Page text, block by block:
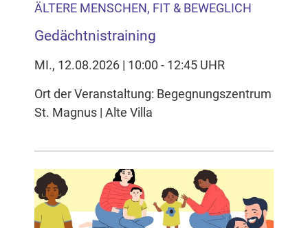
ÄLTERE MENSCHEN, FIT & BEWEGLICH
Gedächtnistraining
MI., 12.08.2026 | 10:00 - 12:45 UHR
Ort der Veranstaltung: Begegnungszentrum
St. Magnus | Alte Villa